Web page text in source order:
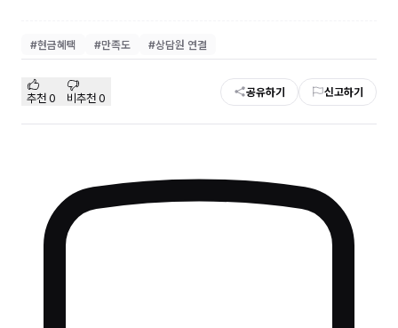
#현금혜택 #만족도 #상담원 연결
추천 0 비추천 0 공유하기 신고하기